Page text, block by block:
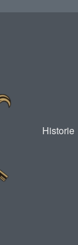
Historie